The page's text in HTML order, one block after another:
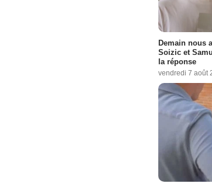
Demain nous
Soizic et
la réponse
vendredi 7 août